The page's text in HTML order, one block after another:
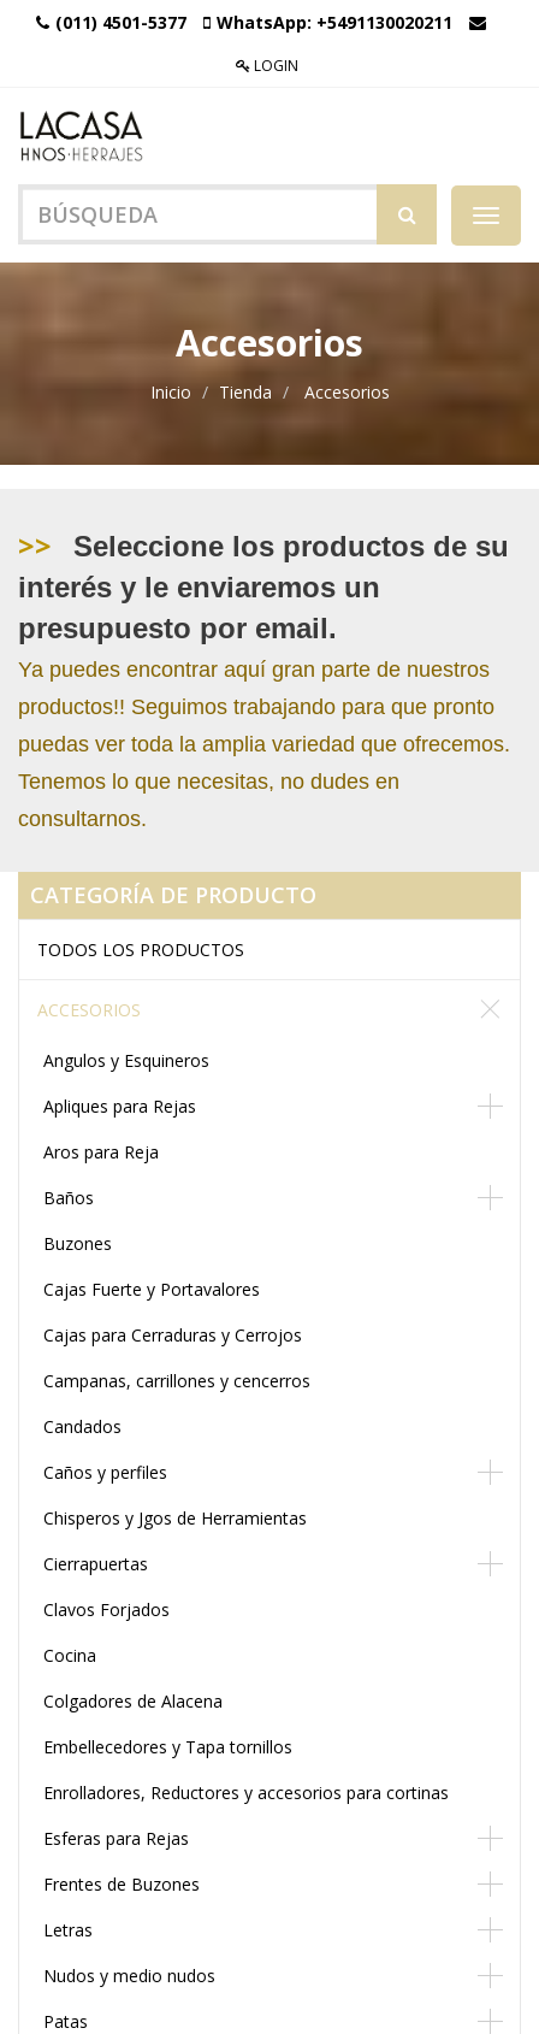
(011) 4501-5377 WhatsApp: +5491130020211
LOGIN
Menú
de
Accesorios
Inicio Tienda Accesorios
>>
Seleccione los productos de su
interés y le enviaremos un
presupuesto por email.
Ya puedes encontrar aquí gran parte de nuestros
productos!! Seguimos trabajando para que pronto
puedas ver toda la amplia variedad que ofrecemos.
Tenemos lo que necesitas, no dudes en
consultarnos.
CATEGORÍA DE PRODUCTO
TODOS LOS PRODUCTOS
ACCESORIOS
Angulos y Esquineros
Apliques para Rejas
Aros para Reja
Baños
Buzones
Cajas Fuerte y Portavalores
Cajas para Cerraduras y Cerrojos
Campanas, carrillones y cencerros
Candados
Caños y perfiles
Chisperos y Jgos de Herramientas
Cierrapuertas
Clavos Forjados
Cocina
Colgadores de Alacena
Embellecedores y Tapa tornillos
Enrolladores, Reductores y accesorios para cortinas
Esferas para Rejas
Frentes de Buzones
Letras
Nudos y medio nudos
Patas